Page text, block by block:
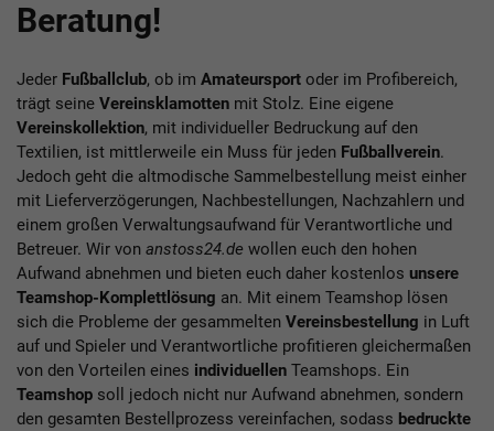
Beratung!
Jeder Fußballclub, ob im Amateursport oder im Profibereich,
trägt seine Vereinsklamotten mit Stolz. Eine eigene
Vereinskollektion, mit individueller Bedruckung auf den
Textilien, ist mittlerweile ein Muss für jeden Fußballverein.
Jedoch geht die altmodische Sammelbestellung meist einher
mit Lieferverzögerungen, Nachbestellungen, Nachzahlern und
einem großen Verwaltungsaufwand für Verantwortliche und
Betreuer. Wir von anstoss24.de wollen euch den hohen
Aufwand abnehmen und bieten euch daher kostenlos unsere
Teamshop-Komplettlösung an. Mit einem Teamshop lösen
sich die Probleme der gesammelten Vereinsbestellung in Luft
auf und Spieler und Verantwortliche profitieren gleichermaßen
von den Vorteilen eines individuellen Teamshops. Ein
Teamshop soll jedoch nicht nur Aufwand abnehmen, sondern
den gesamten Bestellprozess vereinfachen, sodass bedruckte